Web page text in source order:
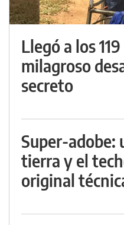
Llegó a los
milagroso
secreto
Super-adobe:
tierra y el
original